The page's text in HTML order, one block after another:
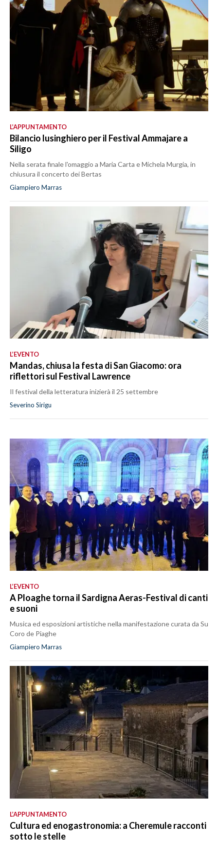
L’APPUNTAMENTO
Bilancio lusinghiero per il Festival Ammajare a
Siligo
Nella serata finale l'omaggio a Maria Carta e Michela Murgia, in
chiusura il concerto dei Bertas
Giampiero Marras
L’EVENTO
Mandas, chiusa la festa di San Giacomo: ora
riflettori sul Festival Lawrence
Il festival della letteratura inizierà il 25 settembre
Severino Sirigu
L’EVENTO
A Ploaghe torna il Sardigna Aeras-Festival di canti
e suoni
Musica ed esposizioni artistiche nella manifestazione curata da Su
Coro de Piaghe
Giampiero Marras
L’APPUNTAMENTO
Cultura ed enogastronomia: a Cheremule racconti
sotto le stelle